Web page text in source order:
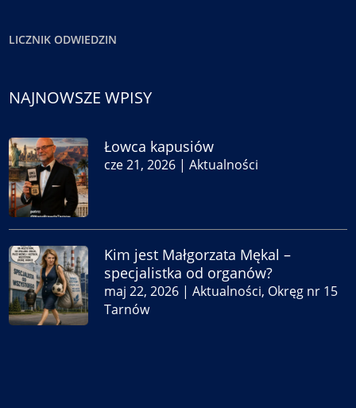
LICZNIK ODWIEDZIN
NAJNOWSZE WPISY
Łowca kapusiów
cze 21, 2026 |Aktualności
Kim jest Małgorzata Mękal –
specjalistka od organów?
maj 22, 2026 |Aktualności, Okręg nr 15
Tarnów